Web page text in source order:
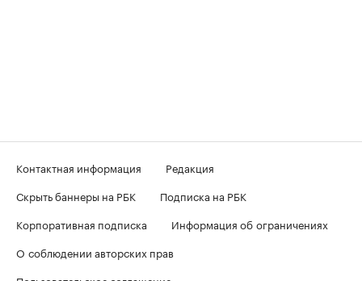
Контактная информация
Редакция
Скрыть баннеры на РБК
Подписка на РБК
Корпоративная подписка
Информация об ограничениях
О соблюдении авторских прав